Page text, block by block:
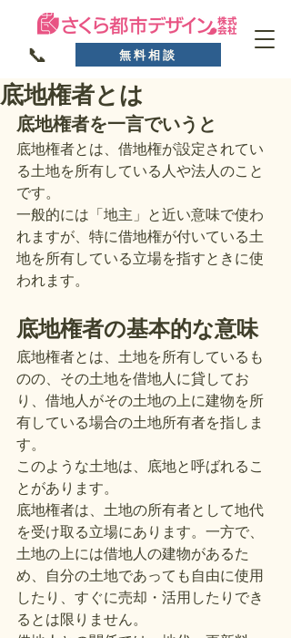
📞 無料相談
底地権者とは
底地権者を一言でいうと
底地権者とは、借地権が設定されてい
る土地を所有している人や法人のこと
です。
一般的には「地主」と近い意味で使わ
れますが、特に借地権が付いている土
地を所有している立場を指すときに使
われます。
底地権者の基本的な意味
底地権者とは、土地を所有しているも
のの、その土地を借地人に貸してお
り、借地人がその土地の上に建物を所
有している場合の土地所有者を指しま
す。
このような土地は、底地と呼ばれるこ
とがあります。
底地権者は、土地の所有者として地代
を受け取る立場にあります。一方で、
土地の上には借地人の建物があるた
め、自分の土地であっても自由に使用
したり、すぐに売却・活用したりでき
るとは限りません。